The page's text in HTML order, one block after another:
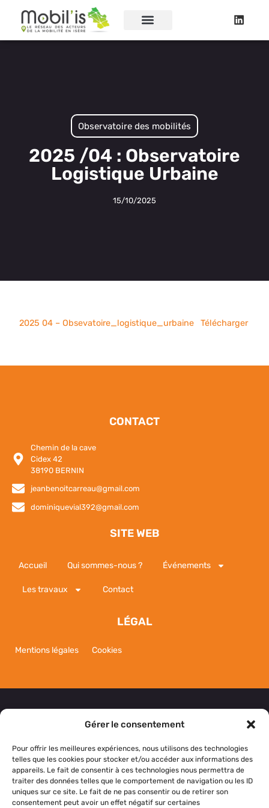
Gérer le consentement
Pour offrir les meilleures expériences, nous utilisons des technologies
telles que les cookies pour stocker et/ou accéder aux informations des
appareils. Le fait de consentir à ces technologies nous permettra de
traiter des données telles que le comportement de navigation ou les ID
uniques sur ce site. Le fait de ne pas consentir ou de retirer son
consentement peut avoir un effet négatif sur certaines
Observatoire des mobilités
2025 /04 : Observatoire
Logistique Urbaine
15/10/2025
2025 04 – Obsevatoire_logistique_urbaine Télécharger
CONTACT
Chemin de la cave
Cidex 42
38190 BERNIN
jeanbenoitcarreau@gmail.com
dominiquevial392@gmail.com
SITE WEB
Accueil Qui sommes-nous ? Événements
Les travaux Contact
LÉGAL
Mentions légales Cookies
NOUS CONTACTER
Si vous avez des questions, des suggestions ou si
vous souhaitez simplement nous dire bonjour,